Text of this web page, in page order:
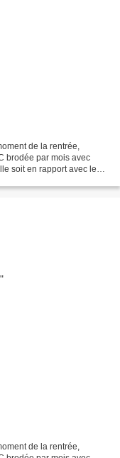
de la rentrée,
brodée par mois avec
soit en rapport avec le
de la rentrée,